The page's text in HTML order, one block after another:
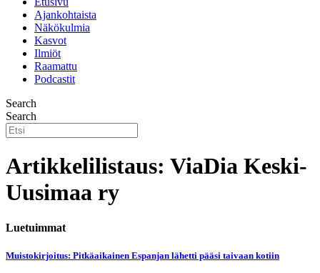
Ajankohtaista
Näkökulmia
Kasvot
Ilmiöt
Raamattu
Podcastit
Search
Search
Artikkelilistaus: ViaDia Keski-
Uusimaa ry
Luetuimmat
Muistokirjoitus: Pitkäaikainen Espanjan lähetti pääsi taivaan kotiin